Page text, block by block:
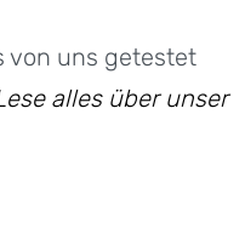
von uns getestet
alles über unser